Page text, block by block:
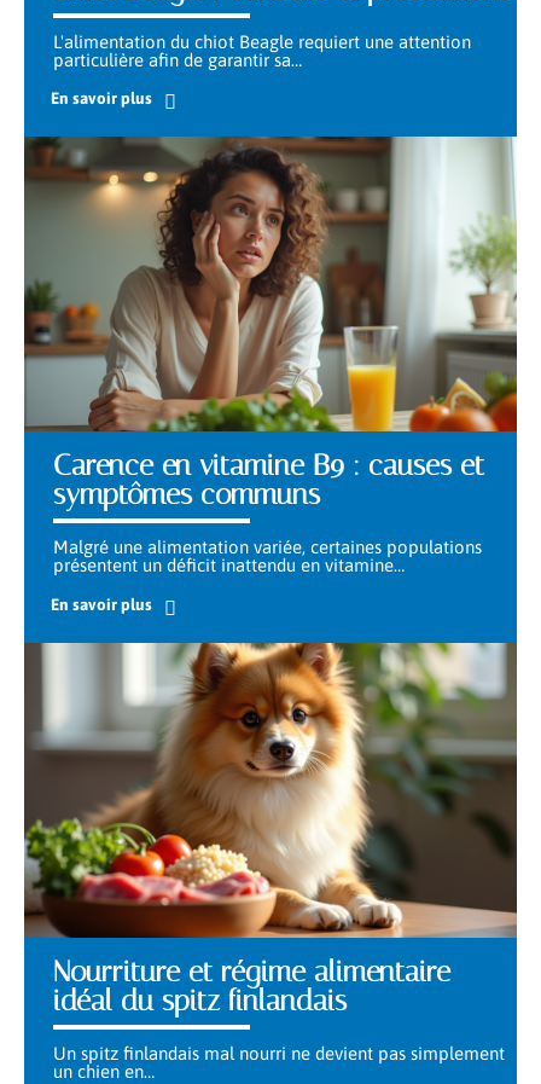
L'alimentation du chiot Beagle requiert une attention
particulière afin de garantir sa…
En savoir plus
Carence en vitamine B9 : causes et
symptômes communs
Malgré une alimentation variée, certaines populations
présentent un déficit inattendu en vitamine…
En savoir plus
Nourriture et régime alimentaire
idéal du spitz finlandais
Un spitz finlandais mal nourri ne devient pas simplement
un chien en…